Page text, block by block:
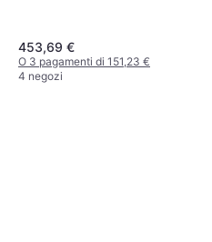
453,69 €
O 3 pagamenti di 151,23 €
4 negozi